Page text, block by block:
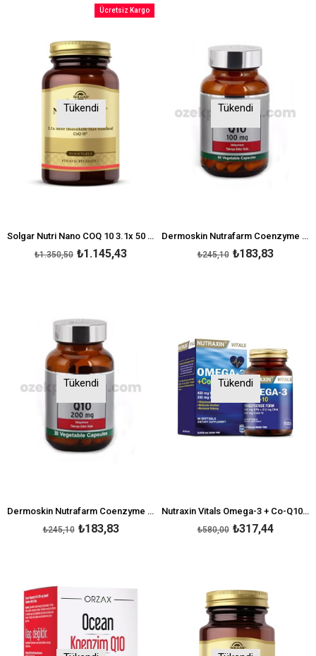
Tükendi
Solgar Nutri Nano COQ 10 3.1x 50 Softgel
₺1.145,43
₺1.350,50
Ücretsiz Kargo
Tükendi
Dermoskin Nutrafarm Coenzyme Q10 100 Mg 60 Kapsül
₺183,83
₺245,10
Tükendi
Dermoskin Nutrafarm Coenzyme Q10 200 Mg 30 Kapsül
₺183,83
₺245,10
Tükendi
Nutraxin Vitals Omega-3 + Co-Q10 60 Softgel
₺317,44
₺580,00